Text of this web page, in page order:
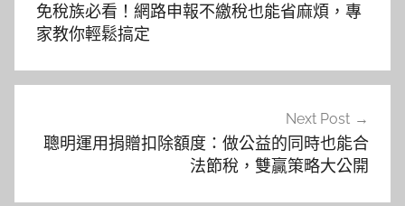
覽
免稅族必看！網路申報不繳稅也能省麻煩，專
家教你輕鬆搞定
Next Post
聰明運用捐贈扣除額度：做公益的同時也能合
法節稅，雙贏策略大公開